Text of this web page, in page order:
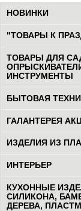
НОВИНКИ
"ТОВАРЫ К
ТОВАРЫ ДЛЯ
ИНСТРУМЕНТЫ
БЫТОВАЯ
ГАЛАНТЕРЕЯ
ИЗДЕЛИЯ ИЗ
ИНТЕРЬЕР
КУХОННЫЕ
СИЛИКОНА,
ДЕРЕВА,